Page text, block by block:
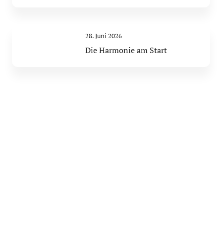
28. Juni 2026
Die Harmonie am Start